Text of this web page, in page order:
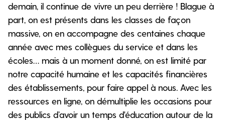
demain, il continue de vivre un peu derrière ! Blague à
part, on est présents dans les classes de façon
massive, on en accompagne des centaines chaque
année avec mes collègues du service et dans les
écoles… mais à un moment donné, on est limité par
notre capacité humaine et les capacités financières
des établissements, pour faire appel à nous. Avec les
ressources en ligne, on démultiplie les occasions pour
des publics d’avoir un temps d'éducation autour de la